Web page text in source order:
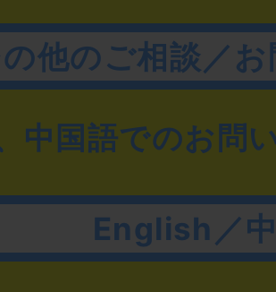
他のご相談／
中国語でのお問
English／